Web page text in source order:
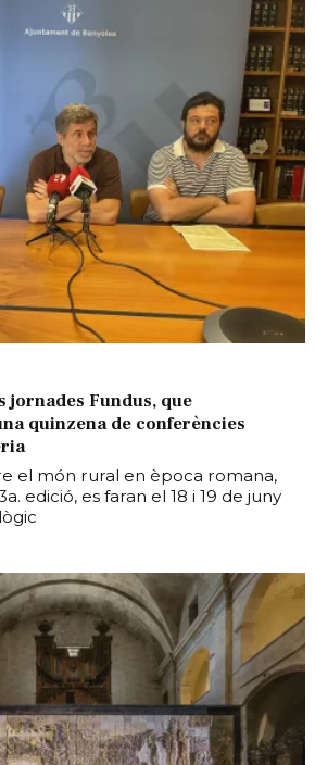
jornades Fundus, que
quinzena de conferències
el món rural en època romana,
edició, es faran el 18 i 19 de juny